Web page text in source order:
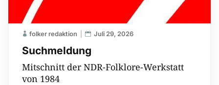
Suchmeldung
folker redaktion Juli 29, 2026
Mitschnitt der NDR-Folklore-Werkstatt
von 1984